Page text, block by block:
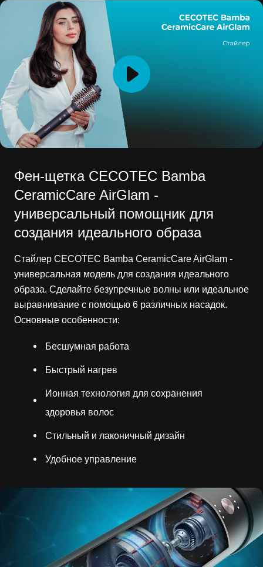
Фен-щетка CECOTEC Bamba
CeramicCare AirGlam -
универсальный помощник для
создания идеального образа
Стайлер CECOTEC Bamba CeramicCare AirGlam -
универсальная модель для создания идеального
образа. Сделайте безупречные волны или идеальное
выравнивание с помощью 6 различных насадок.
Основные особенности:
Бесшумная работа
Быстрый нагрев
Ионная технология для сохранения
здоровья волос
Стильный и лаконичный дизайн
Удобное управление